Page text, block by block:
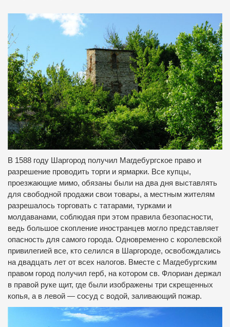
В 1588 году Шаргород получил Магдебургское право и
разрешение проводить торги и ярмарки. Все купцы,
проезжающие мимо, обязаны были на два дня выставлять
для свободной продажи свои товары, а местным жителям
разрешалось торговать с татарами, турками и
молдаванами, соблюдая при этом правила безопасности,
ведь большое скопление иностранцев могло представляет
опасность для самого города. Одновременно с королевской
привилегией все, кто селился в Шаргороде, освобождались
на двадцать лет от всех налогов. Вместе с Магдебургским
правом город получил герб, на котором св. Флориан держал
в правой руке щит, где были изображены три скрещенных
копья, а в левой — сосуд с водой, заливающий пожар.